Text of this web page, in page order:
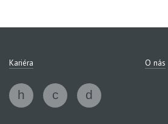
Kariéra O nás